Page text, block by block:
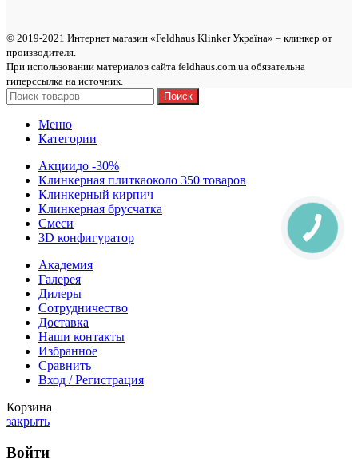
© 2019-2021 Интернет магазин «Feldhaus Klinker Україна» – клинкер от
производителя.
При использовании материалов сайта feldhaus.com.ua обязательна
гиперссылка на источник.
Поиск
Меню
Категории
Акциидо -30%
Клинкерная плиткаоколо 350 товаров
Клинкерный кирпич
Клинкерная брусчатка
Смеси
3D конфигуратор
Академия
Галерея
Дилеры
Сотрудничество
Доставка
Наши контакты
Избранное
Сравнить
Вход / Регистрация
Корзина
закрыть
Войти